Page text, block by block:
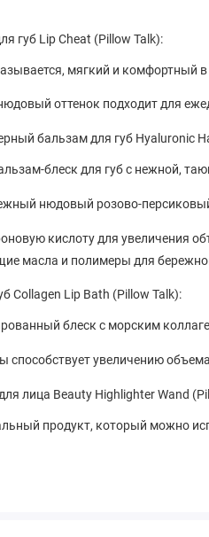
губ Lip Cheat (Pillow Talk):
мягкий и комфортный в
оттенок подходит для
бальзам для губ Hyaluronic
блеск для губ с нежной,
нюдовый розово-
кислоту для увеличения
масла и полимеры для
Collagen Lip Bath (Pillow Talk):
блеск с морским
способствует увеличению
лица Beauty Highlighter Wand
продукт, который можно
сияние и здоровое свечение